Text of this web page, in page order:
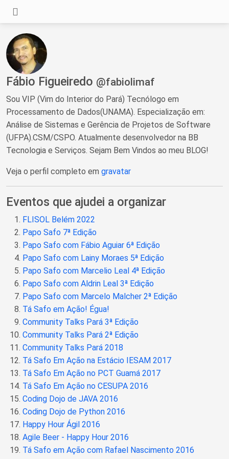
Fábio Figueiredo @fabiolimaf
Sou VIP (Vim do Interior do Pará) Tecnólogo em
Processamento de Dados(UNAMA). Especialização em:
Análise de Sistemas e Gerência de Projetos de Software
(UFPA).CSM/CSPO. Atualmente desenvolvedor na BB
Tecnologia e Serviços. Sejam Bem Vindos ao meu BLOG!
Veja o perfil completo em gravatar
Eventos que ajudei a organizar
FLISOL Belém 2022
Papo Safo 7ª Edição
Papo Safo com Fábio Aguiar 6ª Edição
Papo Safo com Lainy Moraes 5ª Edição
Papo Safo com Marcelio Leal 4ª Edição
Papo Safo com Aldrin Leal 3ª Edição
Papo Safo com Marcelo Malcher 2ª Edição
Tá Safo em Ação! Égua!
Community Talks Pará 3ª Edição
Community Talks Pará 2ª Edição
Community Talks Pará 2018
Tá Safo Em Ação na Estácio IESAM 2017
Tá Safo Em Ação no PCT Guamá 2017
Tá Safo Em Ação no CESUPA 2016
Coding Dojo de JAVA 2016
Coding Dojo de Python 2016
Happy Hour Ágil 2016
Agile Beer - Happy Hour 2016
Tá Safo em Ação com Rafael Nascimento 2016